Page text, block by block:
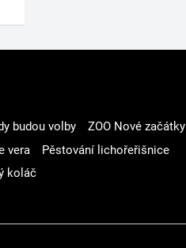
budou volby
ZOO Nové začátky
vera
Pěstování lichořeřišnice
koláč